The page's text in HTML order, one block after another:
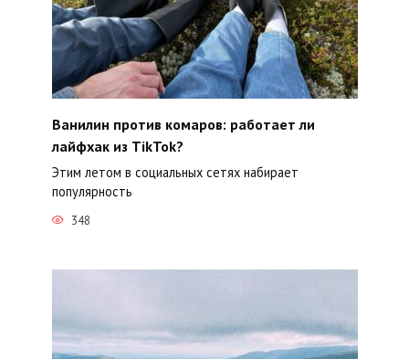
Ванилин против комаров: работает ли
лайфхак из TikTok?
Этим летом в социальных сетях набирает
популярность
348